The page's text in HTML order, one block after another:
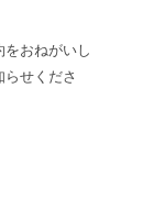
おねがいし
せくださ